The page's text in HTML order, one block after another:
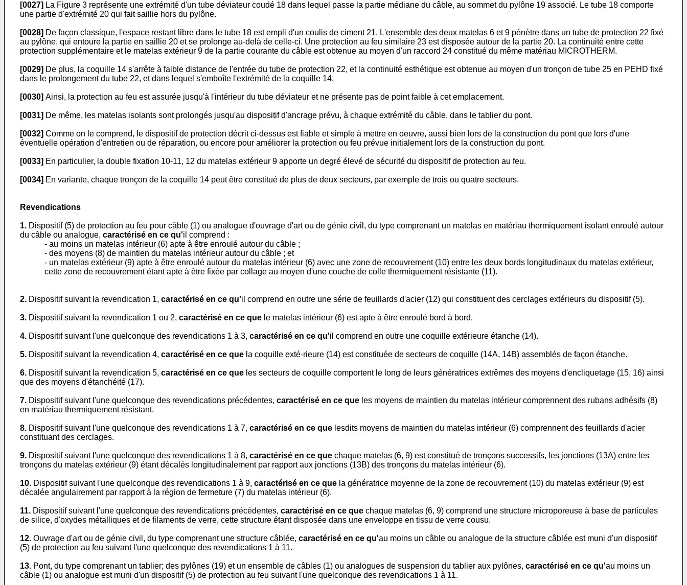
[0027] La Figure 3 représente une extrémité d'un tube déviateur coudé 18 dans lequel passe la partie médiane du câble, au sommet du pylône 19 associé. Le tube 18 comporte
une partie d'extrémité 20 qui fait saillie hors du pylône.
[0028] De façon classique, l'espace restant libre dans le tube 18 est empli d'un coulis de ciment 21. L'ensemble des deux matelas 6 et 9 pénètre dans un tube de protection 22 fixé
au pylône, qui entoure la partie en saillie 20 et se prolonge au-delà de celle-ci. Une protection au feu similaire 23 est disposée autour de la partie 20. La continuité entre cette
protection supplémentaire et le matelas extérieur 9 de la partie courante du câble est obtenue au moyen d'un raccord 24 constitué du même matériau MICROTHERM.
[0029] De plus, la coquille 14 s'arrête à faible distance de l'entrée du tube de protection 22, et la continuité esthétique est obtenue au moyen d'un tronçon de tube 25 en PEHD fixé
dans le prolongement du tube 22, et dans lequel s'emboîte l'extrémité de la coquille 14.
[0030] Ainsi, la protection au feu est assurée jusqu'à l'intérieur du tube déviateur et ne présente pas de point faible à cet emplacement.
[0031] De même, les matelas isolants sont prolongés jusqu'au dispositif d'ancrage prévu, à chaque extrémité du câble, dans le tablier du pont.
[0032] Comme on le comprend, le dispositif de protection décrit ci-dessus est fiable et simple à mettre en oeuvre, aussi bien lors de la construction du pont que lors d'une
éventuelle opération d'entretien ou de réparation, ou encore pour améliorer la protection ou feu prévue initialement lors de la construction du pont.
[0033] En particulier, la double fixation 10-11, 12 du matelas extérieur 9 apporte un degré élevé de sécurité du dispositif de protection au feu.
[0034] En variante, chaque tronçon de la coquille 14 peut être constitué de plus de deux secteurs, par exemple de trois ou quatre secteurs.
Revendications
1. Dispositif (5) de protection au feu pour câble (1) ou analogue d'ouvrage d'art ou de génie civil, du type comprenant un matelas en matériau thermiquement isolant enroulé autour
du câble ou analogue, caractérisé en ce qu'il comprend :
- au moins un matelas intérieur (6) apte à être enroulé autour du câble ;
- des moyens (8) de maintien du matelas intérieur autour du câble ; et
- un matelas extérieur (9) apte à être enroulé autour du matelas intérieur (6) avec une zone de recouvrement (10) entre les deux bords longitudinaux du matelas extérieur,
cette zone de recouvrement étant apte à être fixée par collage au moyen d'une couche de colle thermiquement résistante (11).
2. Dispositif suivant la revendication 1, caractérisé en ce qu'il comprend en outre une série de feuillards d'acier (12) qui constituent des cerclages extérieurs du dispositif (5).
3. Dispositif suivant la revendication 1 ou 2, caractérisé en ce que le matelas intérieur (6) est apte à être enroulé bord à bord.
4. Dispositif suivant l'une quelconque des revendications 1 à 3, caractérisé en ce qu'il comprend en outre une coquille extérieure étanche (14).
5. Dispositif suivant la revendication 4, caractérisé en ce que la coquille exté-rieure (14) est constituée de secteurs de coquille (14A, 14B) assemblés de façon étanche.
6. Dispositif suivant la revendication 5, caractérisé en ce que les secteurs de coquille comportent le long de leurs génératrices extrêmes des moyens d'encliquetage (15, 16) ainsi
que des moyens d'étanchéité (17).
7. Dispositif suivant l'une quelconque des revendications précédentes, caractérisé en ce que les moyens de maintien du matelas intérieur comprennent des rubans adhésifs (8)
en matériau thermiquement résistant.
8. Dispositif suivant l'une quelconque des revendications 1 à 7, caractérisé en ce que lesdits moyens de maintien du matelas intérieur (6) comprennent des feuillards d'acier
constituant des cerclages.
9. Dispositif suivant l'une quelconque des revendications 1 à 8, caractérisé en ce que chaque matelas (6, 9) est constitué de tronçons successifs, les jonctions (13A) entre les
tronçons du matelas extérieur (9) étant décalés longitudinalement par rapport aux jonctions (13B) des tronçons du matelas intérieur (6).
10. Dispositif suivant l'une quelconque des revendications 1 à 9, caractérisé en ce que la génératrice moyenne de la zone de recouvrement (10) du matelas extérieur (9) est
décalée angulairement par rapport à la région de fermeture (7) du matelas intérieur (6).
11. Dispositif suivant l'une quelconque des revendications précédentes, caractérisé en ce que chaque matelas (6, 9) comprend une structure microporeuse à base de particules
de silice, d'oxydes métalliques et de filaments de verre, cette structure étant disposée dans une enveloppe en tissu de verre cousu.
12. Ouvrage d'art ou de génie civil, du type comprenant une structure câblée, caractérisé en ce qu'au moins un câble ou analogue de la structure câblée est muni d'un dispositif
(5) de protection au feu suivant l'une quelconque des revendications 1 à 11.
13. Pont, du type comprenant un tablier; des pylônes (19) et un ensemble de câbles (1) ou analogues de suspension du tablier aux pylônes, caractérisé en ce qu'au moins un
câble (1) ou analogue est muni d'un dispositif (5) de protection au feu suivant l'une quelconque des revendications 1 à 11.